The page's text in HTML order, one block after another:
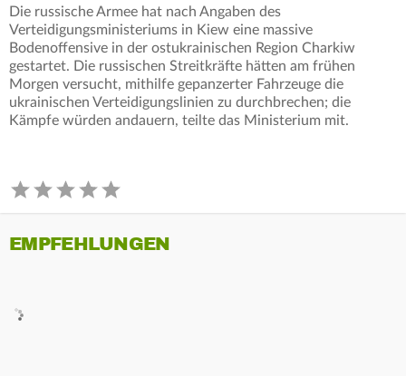
Die russische Armee hat nach Angaben des
Verteidigungsministeriums in Kiew eine massive
Bodenoffensive in der ostukrainischen Region Charkiw
gestartet. Die russischen Streitkräfte hätten am frühen
Morgen versucht, mithilfe gepanzerter Fahrzeuge die
ukrainischen Verteidigungslinien zu durchbrechen; die
Kämpfe würden andauern, teilte das Ministerium mit.
EMPFEHLUNGEN